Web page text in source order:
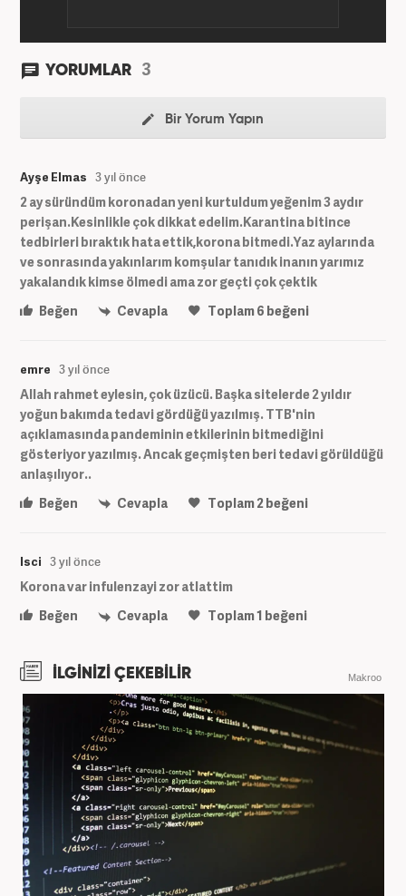
YORUMLAR 3
Bir Yorum Yapın
Ayşe Elmas 3 yıl önce
2 ay süründüm koronadan yeni kurtuldum yeğenim 3 aydır
perişan.Kesinlikle çok dikkat edelim.Karantina bitince
tedbirleri bıraktık hata ettik,korona bitmedi.Yaz aylarında
ve sonrasında yakınlarım komşular tanıdık inanın yarımız
yakalandık kimse ölmedi ama zor geçti çok çektik
Beğen
Cevapla Toplam6 beğeni
emre 3 yıl önce
Allah rahmet eylesin, çok üzücü. Başka sitelerde 2 yıldır
yoğun bakımda tedavi gördüğü yazılmış. TTB'nin
açıklamasında pandeminin etkilerinin bitmediğini
gösteriyor yazılmış. Ancak geçmişten beri tedavi görüldüğü
anlaşılıyor..
Beğen
Cevapla Toplam2beğeni
Isci 3 yıl önce
Korona var infulenzayi zor atlattim
Beğen
Cevapla Toplam1 beğeni
İLGİNİZİ ÇEKEBİLİR Makroo